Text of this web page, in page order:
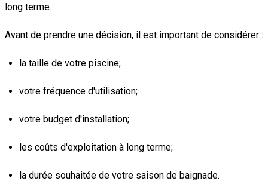
long terme.
Avant de prendre une décision, il est important de considérer :
la taille de votre piscine;
votre fréquence d'utilisation;
votre budget d'installation;
les coûts d'exploitation à long terme;
la durée souhaitée de votre saison de baignade.